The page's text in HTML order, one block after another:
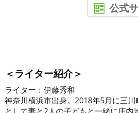
公式
＜ライター紹介＞
ライター：伊藤秀和
神奈川横浜市出身。2018年5月に三